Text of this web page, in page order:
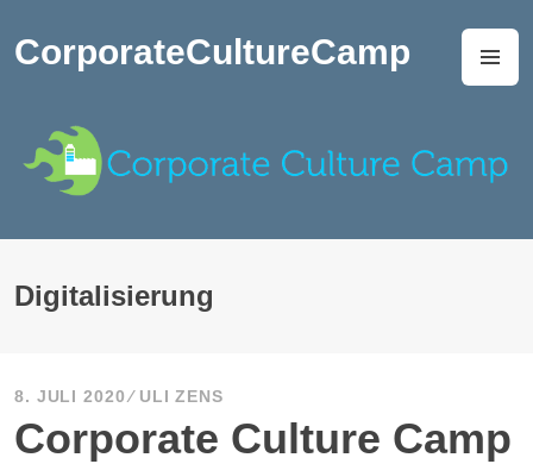
Inhalt
springen
CorporateCultureCamp
Digitalisierung
8. JULI 2020 ULI ZENS
Corporate Culture Camp